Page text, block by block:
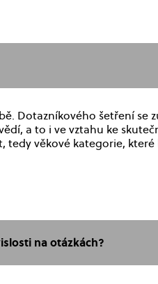
Dotazníkového šetření se
a to i ve vztahu ke
tedy věkové kategorie, které
na otázkách?